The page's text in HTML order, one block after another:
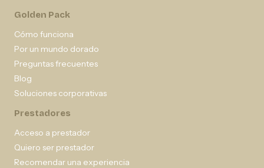
Golden Pack
Cómo funciona
Por un mundo dorado
Preguntas frecuentes
Blog
Soluciones corporativas
Prestadores
Acceso a prestador
Quiero ser prestador
Recomendar una experiencia